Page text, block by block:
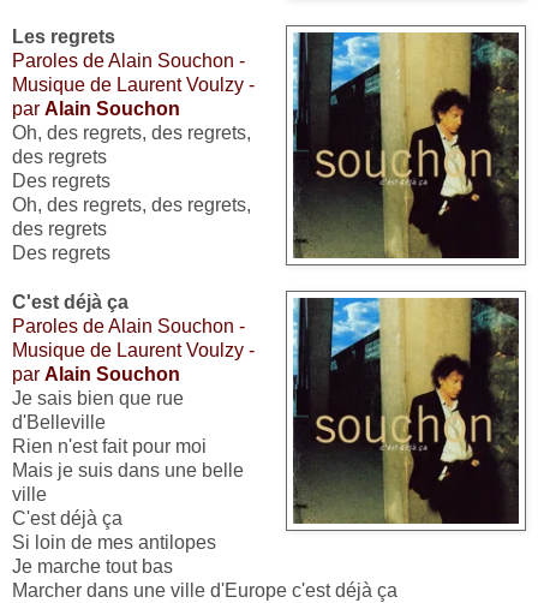
Les regrets
Paroles de Alain Souchon -
Musique de Laurent Voulzy -
par Alain Souchon
Oh, des regrets, des regrets,
des regrets
Des regrets
Oh, des regrets, des regrets,
des regrets
Des regrets
C'est déjà ça
Paroles de Alain Souchon -
Musique de Laurent Voulzy -
par Alain Souchon
Je sais bien que rue
d'Belleville
Rien n'est fait pour moi
Mais je suis dans une belle
ville
C'est déjà ça
Si loin de mes antilopes
Je marche tout bas
Marcher dans une ville d'Europe c'est déjà ça